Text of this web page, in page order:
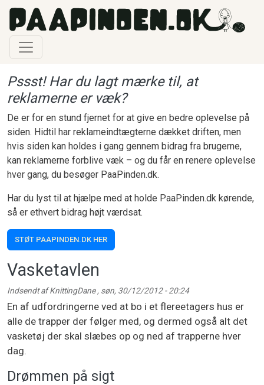
Gå til hovedindhold
Pssst! Har du lagt mærke til, at
reklamerne er væk?
De er for en stund fjernet for at give en bedre oplevelse på
siden. Hidtil har reklameindtægterne dækket driften, men
hvis siden kan holdes i gang gennem bidrag fra brugerne,
kan reklamerne forblive væk – og du får en renere oplevelse
hver gang, du besøger PaaPinden.dk.
Har du lyst til at hjælpe med at holde PaaPinden.dk kørende,
så er ethvert bidrag højt værdsat.
STØT PAAPINDEN.DK HER
Vasketavlen
Indsendt afKnittingDane , søn, 30/12/2012 - 20:24
En af udfordringerne ved at bo i et flereetagers hus er
alle de trapper der følger med, og dermed også alt det
vasketøj der skal slæbes op og ned af trapperne hver
dag.
Drømmen på sigt